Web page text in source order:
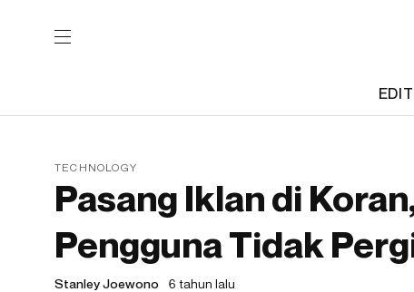
TECHNOLOGY
Pasang Iklan di
Pengguna Tidak
Stanley Joewono 6 tahun lalu